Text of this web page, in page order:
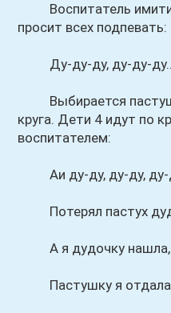
Воспитатель
просит всех подпевать:
Ду-ду-ду, ду-ду-
Выбирается
круга. Дети 4 идут по
воспитателем:
Аи ду-ду, ду-ду, ду-
Потерял пастух
А я дудочку нашла,
Пастушку я